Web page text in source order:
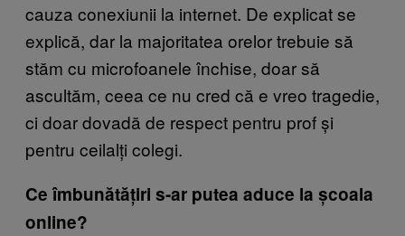
cauza conexiunii la internet. De explicat se
explică, dar la majoritatea orelor trebuie să
stăm cu microfoanele închise, doar să
ascultăm, ceea ce nu cred că e vreo tragedie,
ci doar dovadă de respect pentru prof și
pentru ceilalți colegi.
Ce îmbunătățiri s-ar putea aduce la școala
online?